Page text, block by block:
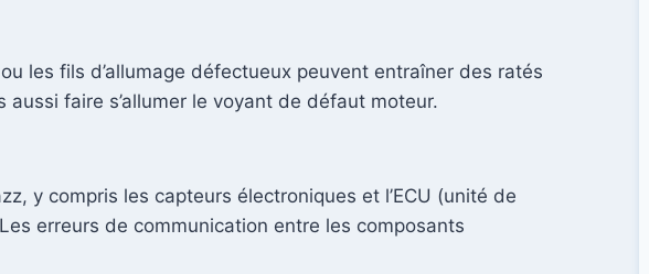
les fils d’allumage défectueux peuvent entraîner des ratés
faire s’allumer le voyant de défaut moteur.
y compris les capteurs électroniques et l’ECU (unité de
erreurs de communication entre les composants